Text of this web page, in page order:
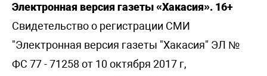
Электронная версия газеты «Хакасия». 16+
Свидетельство о регистрации СМИ
"Электронная версия газеты "Хакасия" ЭЛ №
ФС 77 - 71258 от 10 октября 2017 г,